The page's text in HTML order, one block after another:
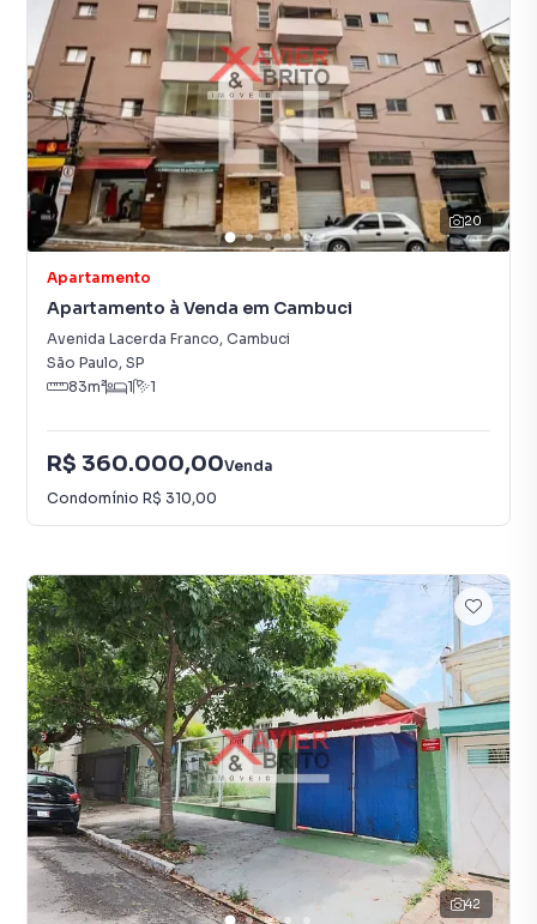
20
Apartamento
Apartamento à Venda em Cambuci
Avenida Lacerda Franco, Cambuci
São Paulo, SP
83m² 1 1
R$ 360.000,00Venda
Condomínio R$ 310,00
42